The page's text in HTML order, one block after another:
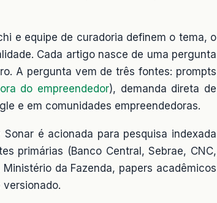
e equipe de curadoria definem o tema, o
Cada artigo nasce de uma pergunta
A pergunta vem de três fontes: prompts
do empreendedor), demanda direta de
e em comunidades empreendedoras.
Sonar é acionada para pesquisa indexada
primárias (Banco Central, Sebrae, CNC,
Ministério da Fazenda, papers acadêmicos
versionado.